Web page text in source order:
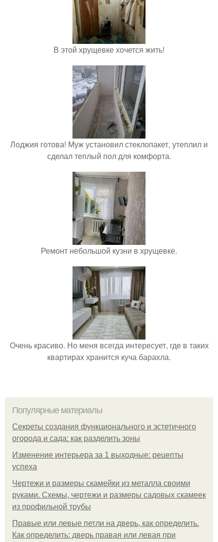
В этой хрущевке хочется жить!
Лоджия готова! Муж установил стеклопакет, утеплил и
сделал теплый пол для комфорта.
Ремонт небольшой кузни в хрущевке.
Очень красиво. Но меня всегда интересует, где в таких
квартирах хранится куча барахла.
Популярные материалы
Секреты создания функционального и эстетичного
огорода и сада: как разделить зоны
Изменение интерьера за 1 выходные: рецепты
успеха
Чертежи и размеры скамейки из металла своими
руками. Схемы, чертежи и размеры садовых скамеек
из профильной трубы
Правые или левые петли на дверь, как определить.
Как определить: дверь правая или левая при